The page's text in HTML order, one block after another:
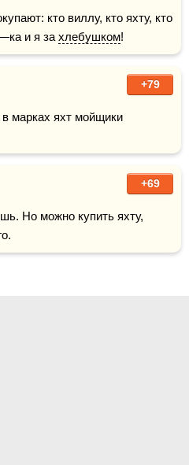
кто виллу, кто яхту, кто
и я за хлебушком!
+79
+69
Но можно купить яхту,